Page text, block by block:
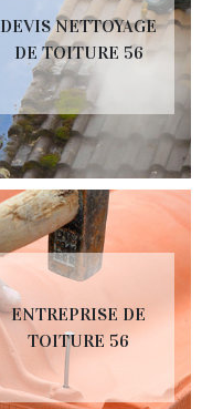
DEVIS NETTOYAGE
DE TOITURE 56
ENTREPRISE DE
TOITURE 56